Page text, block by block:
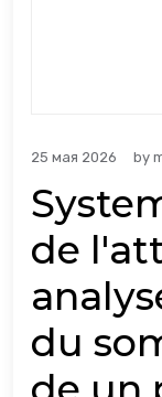
25 мая 2026 by
de
du